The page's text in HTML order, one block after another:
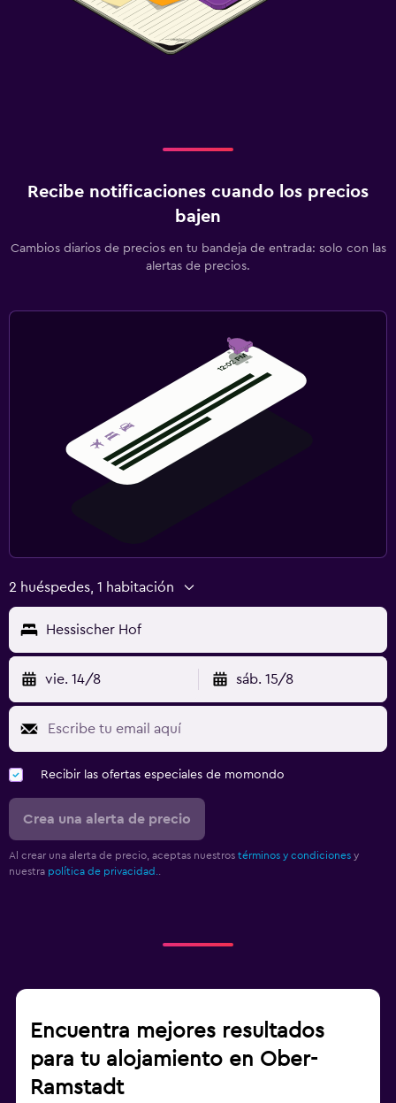
Recibe notificaciones cuando los precios
bajen
Cambios diarios de precios en tu bandeja de entrada: solo con las
alertas de precios.
2 huéspedes, 1 habitación
Hessischer Hof
vie. 14/8 sáb. 15/8
Recibir las ofertas especiales de momondo
Crea una alerta de precio
Al crear una alerta de precio, aceptas nuestros términos y condiciones y
nuestra política de privacidad.
Encuentra mejores resultados
para tu alojamiento en Ober-
Ramstadt